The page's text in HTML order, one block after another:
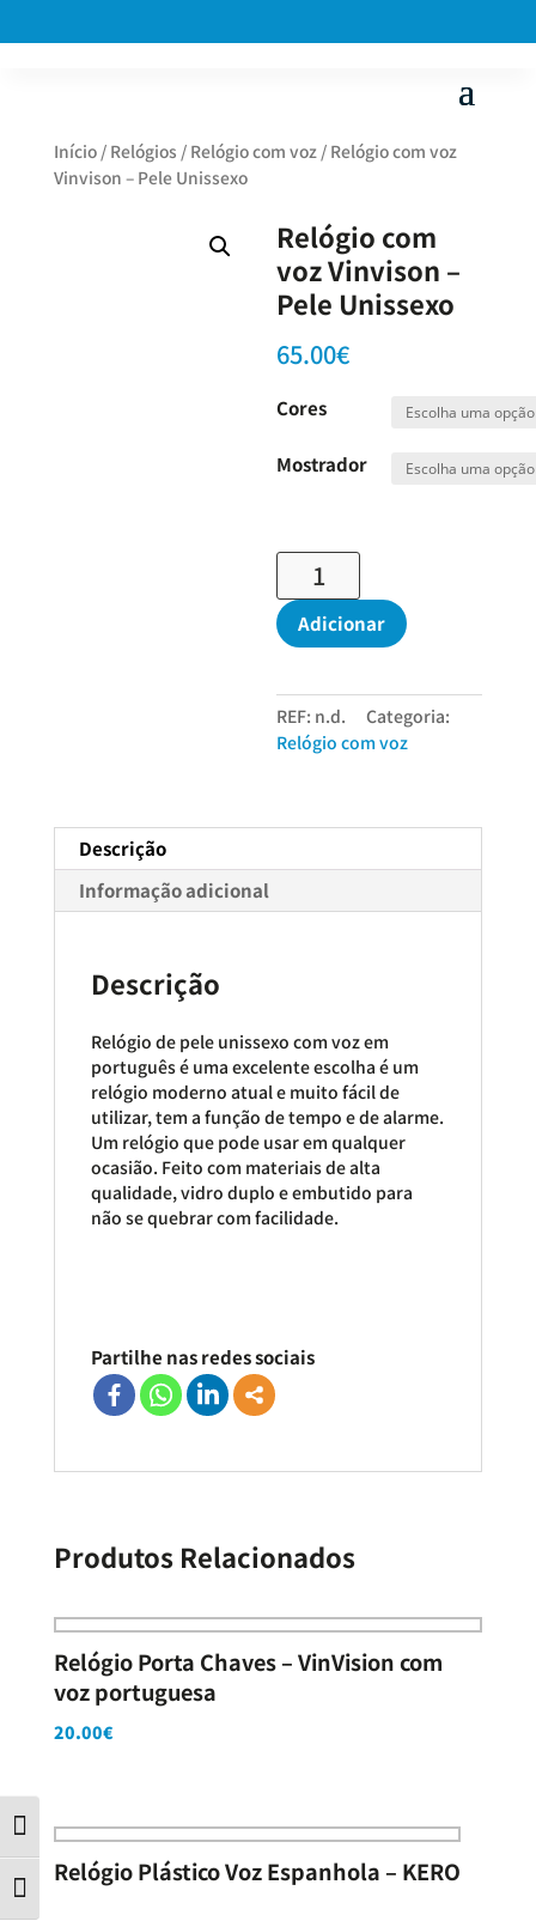
Contraste
Tamanho da letra
Início/ Relógios / Relógio com voz/ Relógio com voz
Vinvison – Pele Unissexo
Relógio com
voz Vinvison –
Pele Unissexo
65.00€
Cores
Mostrador
Quantidade
Relógio
com
Vinvison
-
Pele
Adicionar
REF: n.d.
Categoria:
Relógio com voz
Descrição
Informação adicional
Descrição
Relógio de pele unissexo com voz em
português é uma excelente escolha é um
relógio moderno atual e muito fácil de
utilizar, tem a função de tempo e de alarme.
Um relógio que pode usar em qualquer
ocasião. Feito com materiais de alta
qualidade, vidro duplo e embutido para
não se quebrar com facilidade.
Partilhe nas redes sociais
Produtos Relacionados
Relógio Porta Chaves – VinVision com
voz portuguesa
20.00€
Relógio Plástico Voz Espanhola – KERO